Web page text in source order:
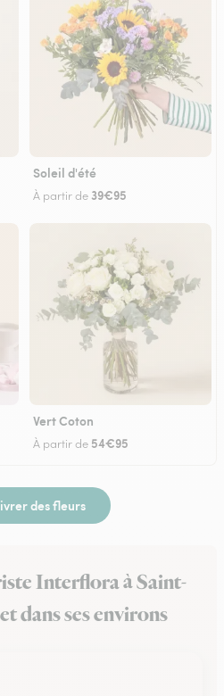
Soleil d'été
À partir de 39€95
Vert Coton
À partir de 54€95
des fleurs
Interflora à Saint-
dans ses environs